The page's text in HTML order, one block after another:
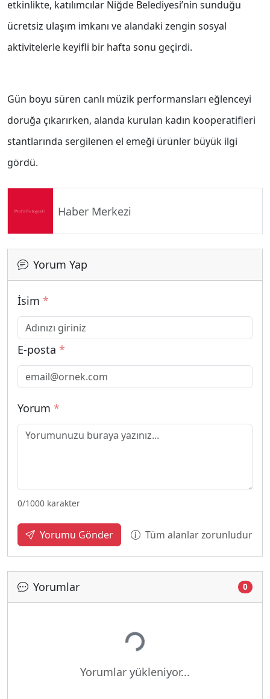
etkinlikte, katılımcılar Niğde Belediyesi’nin sunduğu
ücretsiz ulaşım imkanı ve alandaki zengin sosyal
aktivitelerle keyifli bir hafta sonu geçirdi.
Gün boyu süren canlı müzik performansları eğlenceyi
doruğa çıkarırken, alanda kurulan kadın kooperatifleri
stantlarında sergilenen el emeği ürünler büyük ilgi
gördü.
Haber Merkezi
Yorum Yap
İsim *
E-posta *
Yorum *
0/1000 karakter
Yorumu Gönder Tüm alanlar zorunludur
Yorumlar 0
Yükleniyor...
Yorumlar yükleniyor...